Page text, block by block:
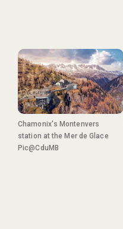
Chamonix's Montenvers
station at the Mer de Glace
Pic@CduMB